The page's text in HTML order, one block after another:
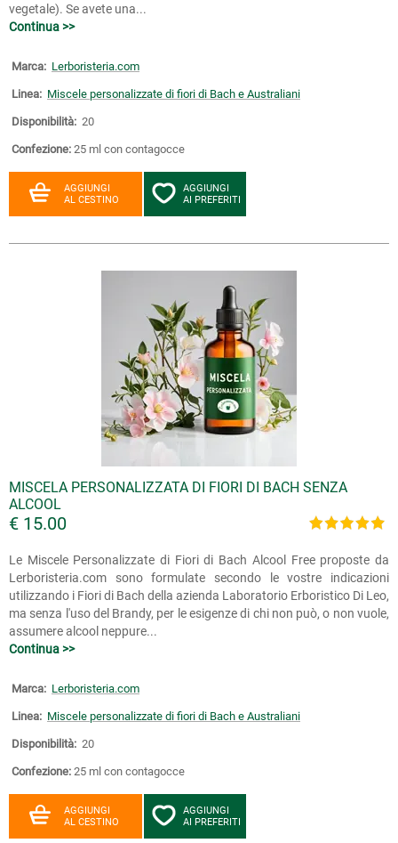
vegetale). Se avete una...
Continua >>
Marca: Lerboristeria.com
Linea: Miscele personalizzate di fiori di Bach e Australiani
Disponibilità: 20
Confezione: 25 ml con contagocce
AGGIUNGI
AL CESTINO
AGGIUNGI
AI PREFERITI
MISCELA PERSONALIZZATA DI FIORI DI BACH SENZA
ALCOOL
€ 15.00
Le Miscele Personalizzate di Fiori di Bach Alcool Free proposte da
Lerboristeria.com sono formulate secondo le vostre indicazioni
utilizzando i Fiori di Bach della azienda Laboratorio Erboristico Di Leo,
ma senza l'uso del Brandy, per le esigenze di chi non può, o non vuole,
assumere alcool neppure...
Continua >>
Marca: Lerboristeria.com
Linea: Miscele personalizzate di fiori di Bach e Australiani
Disponibilità: 20
Confezione: 25 ml con contagocce
AGGIUNGI
AL CESTINO
AGGIUNGI
AI PREFERITI